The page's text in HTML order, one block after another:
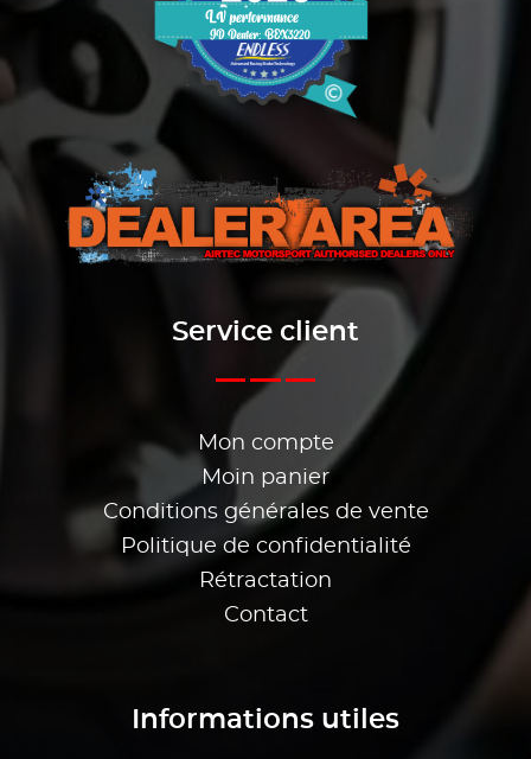
Service client
Mon compte
Moin panier
Conditions générales de vente
Politique de confidentialité
Rétractation
Contact
Informations utiles